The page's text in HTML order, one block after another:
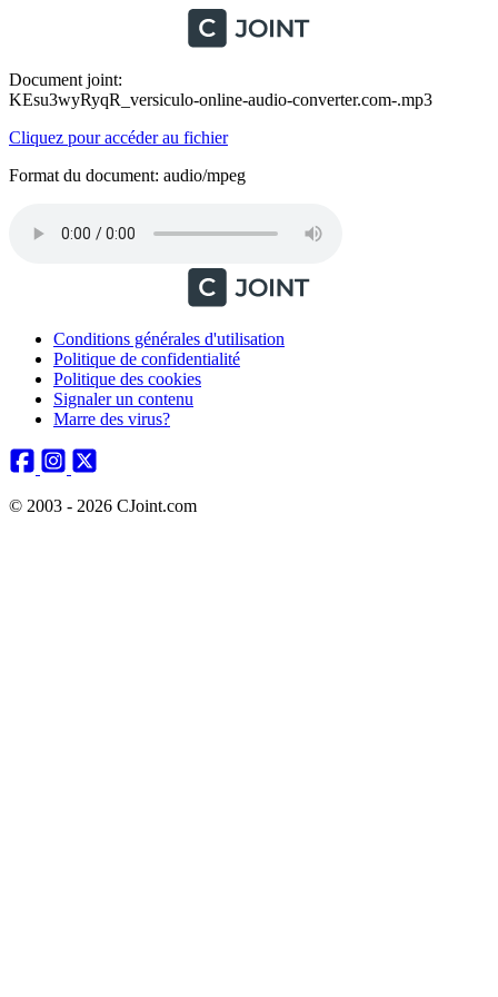
Document joint:
KEsu3wyRyqR_versiculo-online-audio-converter.com-.mp3
Cliquez pour accéder au fichier
Format du document: audio/mpeg
Conditions générales d'utilisation
Politique de confidentialité
Politique des cookies
Signaler un contenu
Marre des virus?
© 2003 - 2026 CJoint.com